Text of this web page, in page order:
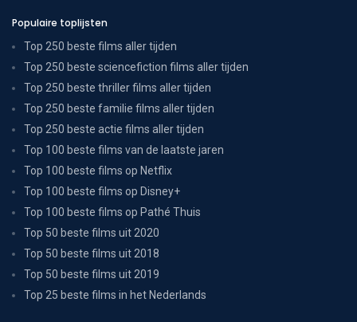
Populaire toplijsten
Top 250 beste films aller tijden
Top 250 beste sciencefiction films aller tijden
Top 250 beste thriller films aller tijden
Top 250 beste familie films aller tijden
Top 250 beste actie films aller tijden
Top 100 beste films van de laatste jaren
Top 100 beste films op Netflix
Top 100 beste films op Disney+
Top 100 beste films op Pathé Thuis
Top 50 beste films uit 2020
Top 50 beste films uit 2018
Top 50 beste films uit 2019
Top 25 beste films in het Nederlands